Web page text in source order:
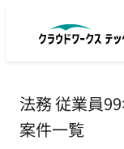
法務 従業員
案件一覧